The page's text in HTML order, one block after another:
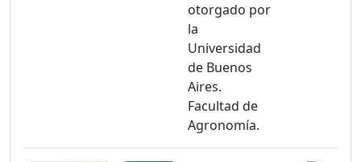
otorgado por
la
Universidad
de Buenos
Aires.
Facultad de
Agronomía.